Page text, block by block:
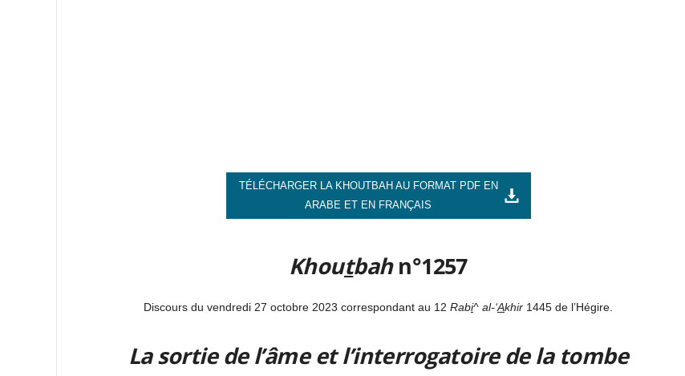
TÉLÉCHARGER LA KHOUTBAH AU FORMAT PDF EN
ARABE ET EN FRANÇAIS
Khoutbahn°1257
Discours du vendredi 27 octobre 2023 correspondant au 12 Rabi^ al-‘Akhir 1445 de l’Hégire.
La sortie de l’âme et l’interrogatoire de la tombe